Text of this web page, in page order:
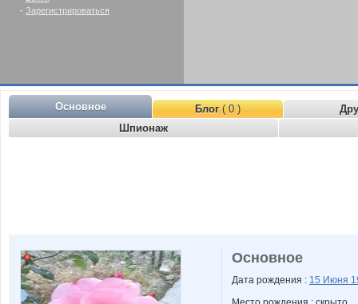
- Зарегистрироваться
Основное Блог( 0 )
Шпионаж
Основное
Дата рождения : 15 Июня